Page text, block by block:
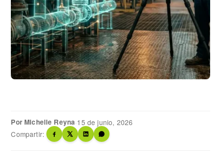
Por Michelle Reyna·15 de junio, 2026
Compartir: